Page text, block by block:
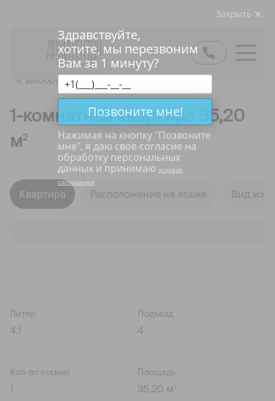
К выбору квартир
1-комнатная квартира 35,20
м2
Литер
4.1
Подъезд
4
Кол-во комнат Площадь
35,20 м 2
Квартира Расположение на этаже Вид из
Закрыть
Здравствуйте,
хотите, мы перезвоним
Вам за 1 минуту?
Позвоните мне!
Нажимая на кнопку "Позвоните
мне", я даю свое согласие на
обработку персональных
данных и принимаю условия
соглашения